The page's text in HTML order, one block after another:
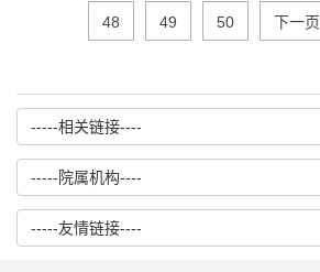
48 49 50 下一页
-----相关链接----
-----院属机构----
-----友情链接----